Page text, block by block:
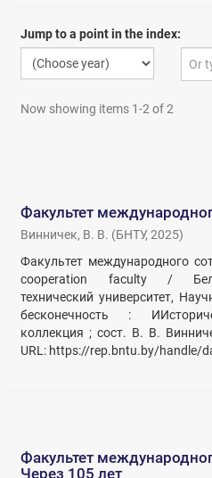
Jump to a point in the index:
Now showing items 1-2 of 2
Факультет
Винничек, В. В. (БНТУ,2025)
Факультет международного
cooperation faculty /
технический университет,
бесконечность :
коллекция ; сост. В. В.
URL: https://rep.bntu.by/handle/
Факультет
Через 105 лет